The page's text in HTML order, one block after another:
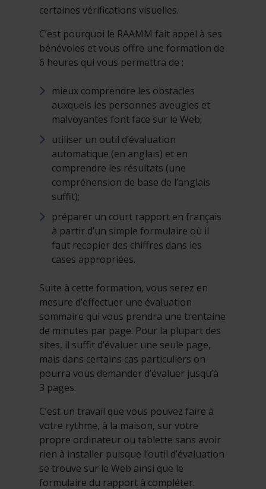
certaines vérifications visuelles.
C’est pourquoi le RAAMM fait appel à ses
bénévoles et vous offre une formation de
6 heures qui vous permettra de :
mieux comprendre les obstacles
auxquels les personnes aveugles et
malvoyantes font face sur le Web;
utiliser un outil d’évaluation
automatique (en anglais) et en
comprendre les résultats (une
compréhension de base de l’anglais
suffit);
préparer un court rapport en français
à partir d’un simple formulaire où il
faut recopier des chiffres dans les
cases appropriées.
Suite à cette formation, vous serez en
mesure d’effectuer une évaluation
sommaire qui vous prendra une trentaine
de minutes par page. Pour la plupart des
sites, il suffit d’évaluer une seule page,
mais dans certains cas particuliers on
pourra vous demander d’évaluer jusqu’à
3 pages.
C’est un travail que vous pouvez faire à
votre rythme, à la maison, sur votre
propre ordinateur ou tablette sans avoir
rien à installer puisque l’outil d’évaluation
se trouve sur le Web ainsi que le
formulaire du rapport à compléter.